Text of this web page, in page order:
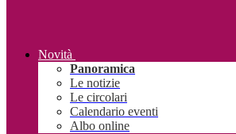
Novità
Panoramica
Le notizie
Le circolari
Calendario eventi
Albo online